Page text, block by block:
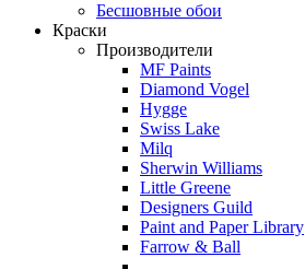
Бесшовные обои
Краски
Производители
MF Paints
Diamond Vogel
Hygge
Swiss Lake
Milq
Sherwin Williams
Little Greene
Designers Guild
Paint and Paper Library
Farrow & Ball